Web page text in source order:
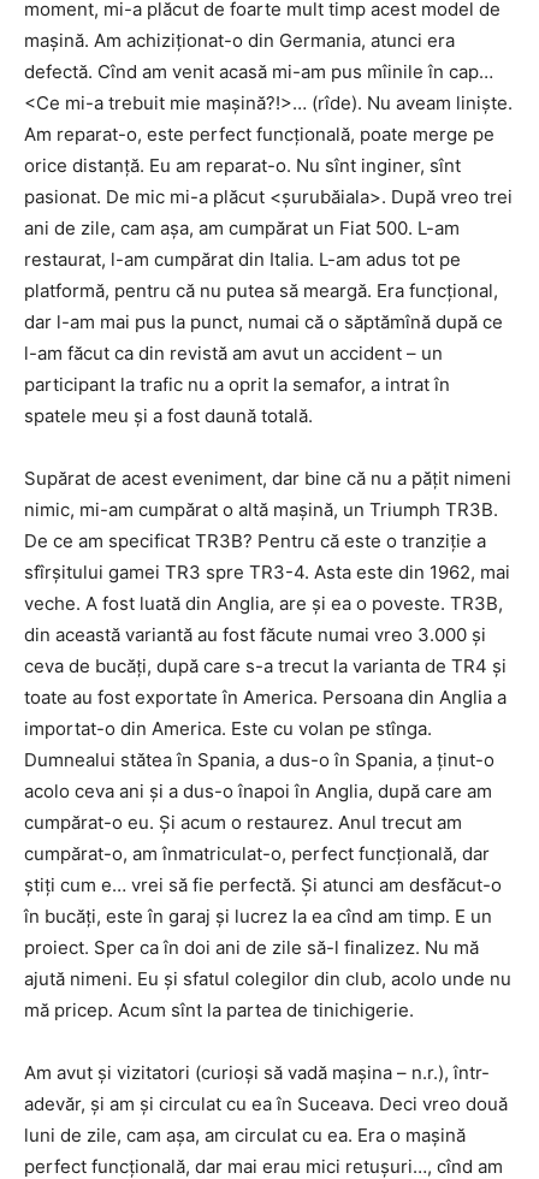
moment, mi-a plăcut de foarte mult timp acest model de
mașină. Am achiziționat-o din Germania, atunci era
defectă. Cînd am venit acasă mi-am pus mîinile în cap…
<Ce mi-a trebuit mie mașină?!>… (rîde). Nu aveam liniște.
Am reparat-o, este perfect funcțională, poate merge pe
orice distanță. Eu am reparat-o. Nu sînt inginer, sînt
pasionat. De mic mi-a plăcut <șurubăiala>. După vreo trei
ani de zile, cam așa, am cumpărat un Fiat 500. L-am
restaurat, l-am cumpărat din Italia. L-am adus tot pe
platformă, pentru că nu putea să meargă. Era funcțional,
dar l-am mai pus la punct, numai că o săptămînă după ce
l-am făcut ca din revistă am avut un accident – un
participant la trafic nu a oprit la semafor, a intrat în
spatele meu și a fost daună totală.
Supărat de acest eveniment, dar bine că nu a pățit nimeni
nimic, mi-am cumpărat o altă mașină, un Triumph TR3B.
De ce am specificat TR3B? Pentru că este o tranziție a
sfîrșitului gamei TR3 spre TR3-4. Asta este din 1962, mai
veche. A fost luată din Anglia, are și ea o poveste. TR3B,
din această variantă au fost făcute numai vreo 3.000 și
ceva de bucăți, după care s-a trecut la varianta de TR4 și
toate au fost exportate în America. Persoana din Anglia a
importat-o din America. Este cu volan pe stînga.
Dumnealui stătea în Spania, a dus-o în Spania, a ținut-o
acolo ceva ani și a dus-o înapoi în Anglia, după care am
cumpărat-o eu. Și acum o restaurez. Anul trecut am
cumpărat-o, am înmatriculat-o, perfect funcțională, dar
știți cum e… vrei să fie perfectă. Și atunci am desfăcut-o
în bucăți, este în garaj și lucrez la ea cînd am timp. E un
proiect. Sper ca în doi ani de zile să-l finalizez. Nu mă
ajută nimeni. Eu și sfatul colegilor din club, acolo unde nu
mă pricep. Acum sînt la partea de tinichigerie.
Am avut și vizitatori (curioși să vadă mașina – n.r.), într-
adevăr, și am și circulat cu ea în Suceava. Deci vreo două
luni de zile, cam așa, am circulat cu ea. Era o mașină
perfect funcțională, dar mai erau mici retușuri…, cînd am